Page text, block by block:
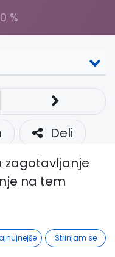
0 %
Deli
in korakov v
zagotavljanje
na tem
Strinjam se